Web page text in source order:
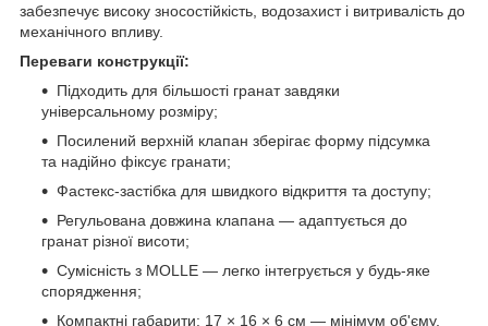
забезпечує високу зносостійкість, водозахист і витривалість до
механічного впливу.
Переваги конструкції:
Підходить для більшості гранат завдяки
універсальному розміру;
Посилений верхній клапан зберігає форму підсумка
та надійно фіксує гранати;
Фастекс-застібка для швидкого відкриття та доступу;
Регульована довжина клапана — адаптується до
гранат різної висоти;
Сумісність з MOLLE — легко інтегрується у будь-яке
спорядження;
Компактні габарити: 17 × 16 × 6 см — мінімум об'єму,